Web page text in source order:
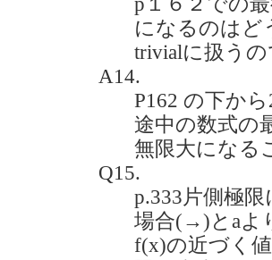
になるのはど
trivialに扱う
A14.
P162 の下か
途中の数式の
無限大になる
Q15.
p.333片側極
場合(→)とaよ
f(x)の近づく